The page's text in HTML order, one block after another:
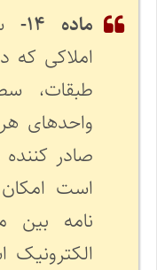
ماده ۱۴-
املاکی که
طبقات،
واحدهای
صادر
است
نامه بین
الکترونیک